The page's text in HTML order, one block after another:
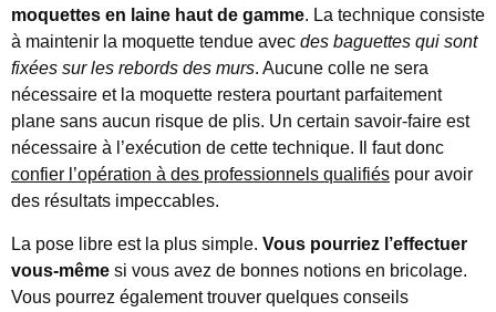
moquettes en laine haut de gamme. La technique consiste
à maintenir la moquette tendue avec des baguettes qui sont
fixées sur les rebords des murs. Aucune colle ne sera
nécessaire et la moquette restera pourtant parfaitement
plane sans aucun risque de plis. Un certain savoir-faire est
nécessaire à l’exécution de cette technique. Il faut donc
confier l’opération à des professionnels qualifiés pour avoir
des résultats impeccables.
La pose libre est la plus simple. Vous pourriez l’effectuer
vous-même si vous avez de bonnes notions en bricolage.
Vous pourrez également trouver quelques conseils